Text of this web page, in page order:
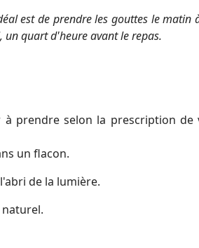
est de prendre les gouttes le
un quart d'heure avant le repas.
à prendre selon la prescription
un flacon.
de la lumière.
naturel.